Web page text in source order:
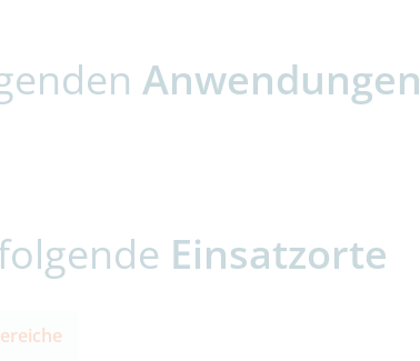
Anwendungen
Einsatzorte